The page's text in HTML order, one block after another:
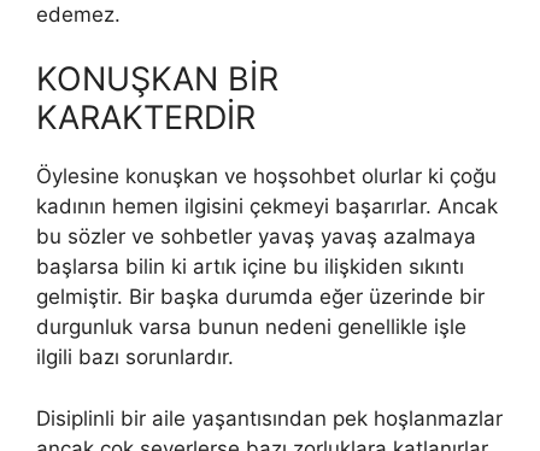
edemez.
KONUŞKAN BİR
KARAKTERDİR
Öylesine konuşkan ve hoşsohbet olurlar ki çoğu
kadının hemen ilgisini çekmeyi başarırlar. Ancak
bu sözler ve sohbetler yavaş yavaş azalmaya
başlarsa bilin ki artık içine bu ilişkiden sıkıntı
gelmiştir. Bir başka durumda eğer üzerinde bir
durgunluk varsa bunun nedeni genellikle işle
ilgili bazı sorunlardır.
Disiplinli bir aile yaşantısından pek hoşlanmazlar